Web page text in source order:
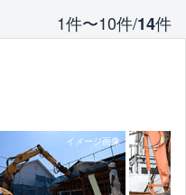
1件〜10件/14件